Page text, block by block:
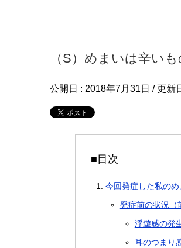
（S）めまいは辛い
公開日 : 2018年7月31日 / 更新
■目次
今回発症した私のめ
発症前の状況（
浮遊感の発
耳のつまり